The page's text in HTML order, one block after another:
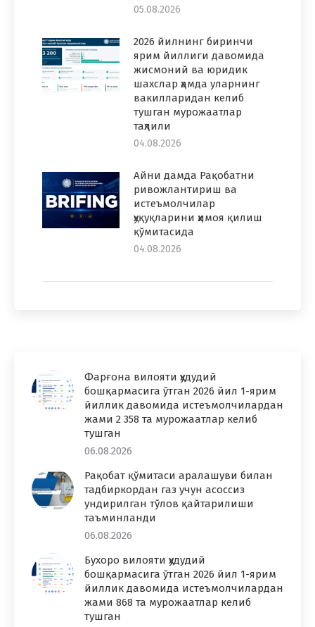
05.08.2026
2026 йилнинг биринчи
ярим йиллиги давомида
жисмоний ва юридик
шахслар ҳамда уларнинг
вакилларидан келиб
тушган мурожаатлар
таҳлили
04.08.2026
Айни дамда Рақобатни
ривожлантириш ва
истеъмолчилар
ҳуқуқларини ҳимоя қилиш
қўмитасида
04.08.2026
Фарғона вилояти ҳудудий
бошқармасига ўтган 2026 йил 1-ярим
йиллик давомида истеъмолчилардан
жами 2 358 та мурожаатлар келиб
тушган
06.08.2026
Рақобат қўмитаси аралашуви билан
тадбиркордан газ учун асоссиз
ундирилган тўлов қайтарилиши
таъминланди
06.08.2026
Бухоро вилояти ҳудудий
бошқармасига ўтган 2026 йил 1-ярим
йиллик давомида истеъмолчилардан
жами 868 та мурожаатлар келиб
тушган